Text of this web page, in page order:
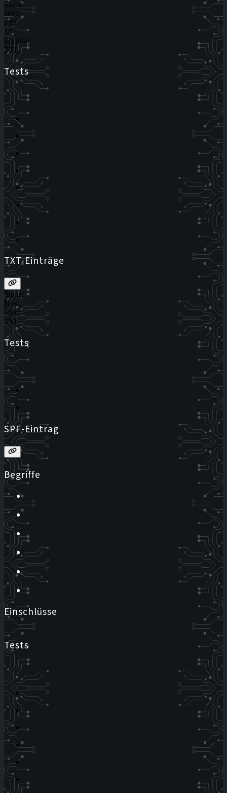
Status
Host
Ziel
IP
Priorität
TTL
Tests
TXT-Einträge
Status
Host
Wert
TTL
Tests
SPF-Eintrag
Begriffe
Einschlüsse
Tests